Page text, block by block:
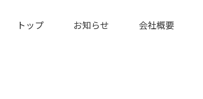
トップ お知らせ 会社概要